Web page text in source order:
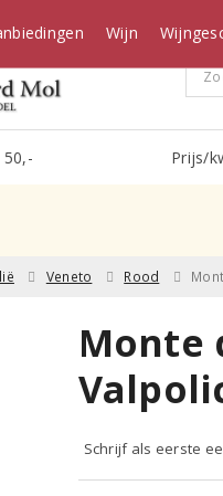
Prijs/
Wijn
Veneto Rood
Monte
Schrijf als eerste